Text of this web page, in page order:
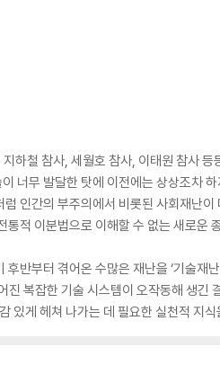
하철 참사, 세월호 참사, 이태원 참사
너무 발달한 탓에 이전에는 상상조차
인간의 부주의에서 비롯된 사회재난
적 이분법으로 이해할 수 없는 새로운
후반부터 겪어온 수많은 재난을 ‘기술
진 복잡한 기술 시스템이 오작동해 생
있게 헤쳐 나가는 데 필요한 실천적 지